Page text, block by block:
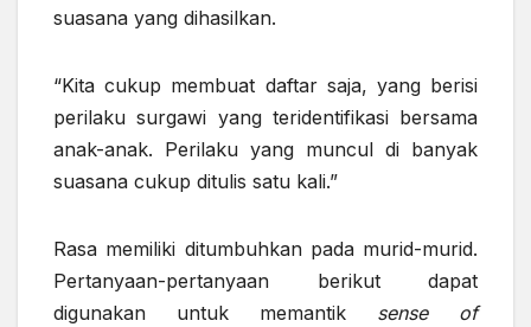
suasana yang dihasilkan.
“Kita cukup membuat daftar saja, yang berisi
perilaku surgawi yang teridentifikasi bersama
anak-anak. Perilaku yang muncul di banyak
suasana cukup ditulis satu kali.”
Rasa memiliki ditumbuhkan pada murid-murid.
Pertanyaan-pertanyaan berikut dapat
digunakan untuk memantik sense of